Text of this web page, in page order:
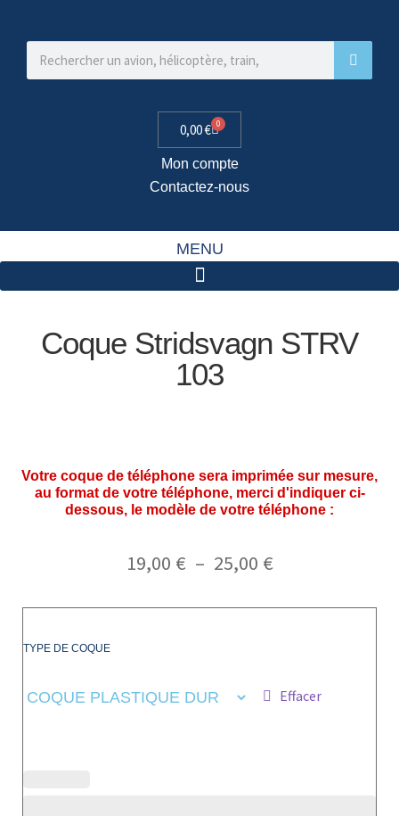
0,00€ 0
Mon compte
Contactez-nous
MENU
Coque Stridsvagn STRV
103
Votre coque de téléphone sera imprimée sur mesure,
au format de votre téléphone, merci d'indiquer ci-
dessous, le modèle de votre téléphone :
19,00 € – 25,00 €
TYPE DE COQUE
Effacer